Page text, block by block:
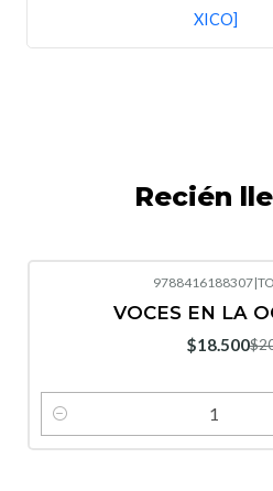
XICO]
Recién
9788416188307|
VOCES EN LA
$18.500
Cantidad